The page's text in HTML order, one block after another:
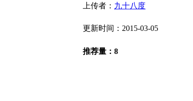
上传者： 九十八度
更新时间：2015-03-05
推荐量：8